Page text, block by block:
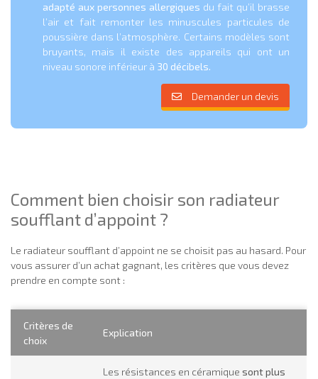
adapté aux personnes allergiques du fait qu’il brasse
l’air et fait remonter les minuscules particules de
poussière dans l’atmosphère. Certains modèles sont
bruyants, mais il existe des appareils qui ont un
niveau sonore inférieur à 30 décibels.
Demander un devis
Comment bien choisir son radiateur
soufflant d’appoint ?
Le radiateur soufflant d’appoint ne se choisit pas au hasard. Pour
vous assurer d’un achat gagnant, les critères que vous devez
prendre en compte sont :
Critères de
choix
Explication
Les résistances en céramique sont plus